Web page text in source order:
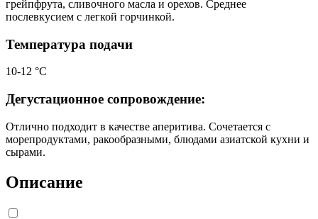
грейпфрута, сливочного масла и орехов. Среднее
послевкусием с легкой горчинкой.
Температура подачи
10-12 °С
Дегустационное сопровождение:
Отлично подходит в качестве аперитива. Сочетается с
морепродуктами, ракообразными, блюдами азиатской кухни и
сырами.
Описание